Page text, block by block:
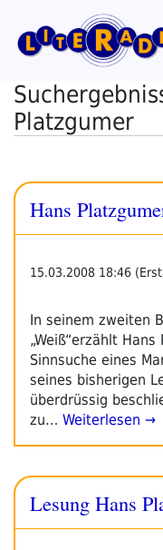
Inhalt
springen
Platzgumer
Hans
15.03.2008 18:46
In seinem zweiten
„Weiß“erzählt
Sinnsuche eines
seines bisherigen
überdrüssig
zu… Weiterlesen →
Lesung Hans